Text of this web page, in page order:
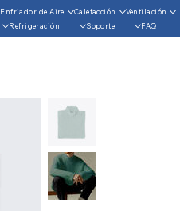
Enfriador de Aire Calefacción
Ventilación
Refrigeración Soporte FAQ